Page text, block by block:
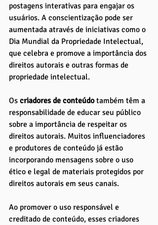
postagens interativas para engajar os
usuários. A conscientização pode ser
aumentada através de iniciativas como o
Dia Mundial da Propriedade Intelectual,
que celebra e promove a importância dos
direitos autorais e outras formas de
propriedade intelectual.
Os criadores de conteúdo também têm a
responsabilidade de educar seu público
sobre a importância de respeitar os
direitos autorais. Muitos influenciadores
e produtores de conteúdo já estão
incorporando mensagens sobre o uso
ético e legal de materiais protegidos por
direitos autorais em seus canais.
Ao promover o uso responsável e
creditado de conteúdo, esses criadores